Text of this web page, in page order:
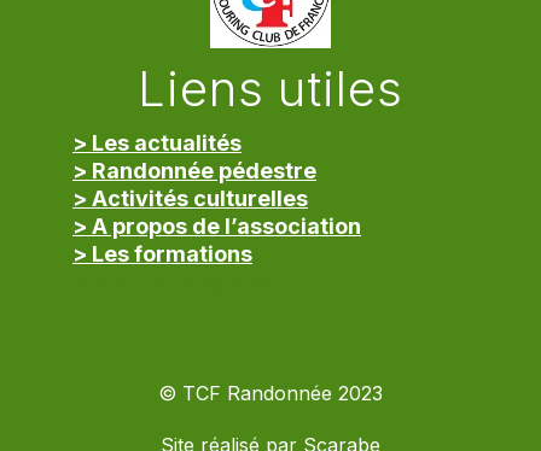
Liens utiles
> Les actualités
> Randonnée pédestre
> Activités culturelles
> A propos de l’association
> Les formations
© TCF Randonnée 2023
Site réalisé par Scarabe